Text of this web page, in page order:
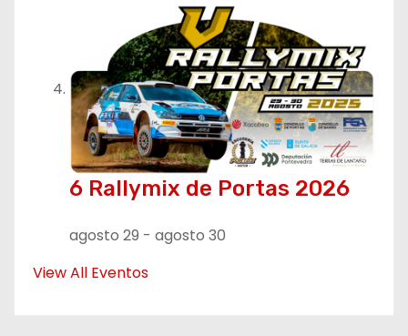
6 Rallymix de Portas 2026
agosto 29 - agosto 30
View All Eventos